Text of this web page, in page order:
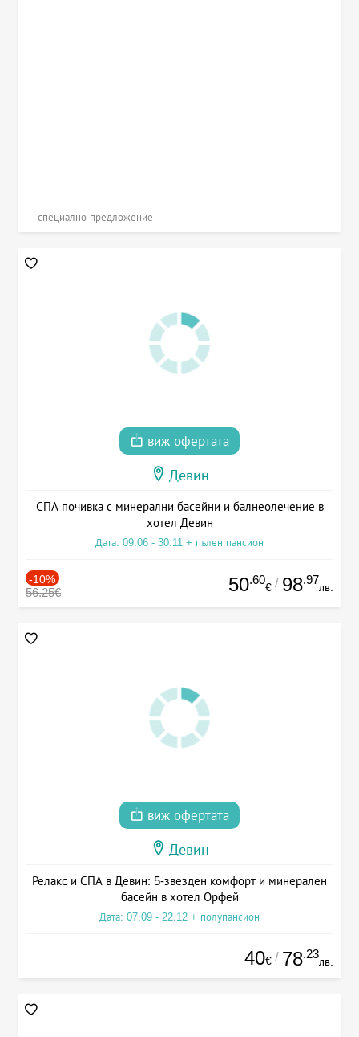
специално предложение
виж офертата
Девин
СПА почивка с минерални басейни и балнеолечение в
хотел Девин
Дата: 09.06 - 30.11 + пълен пансион
-10%
56.25€ 50.60
€ / 98.97
лв.
виж офертата
Девин
Релакс и СПА в Девин: 5-звезден комфорт и минерален
басейн в хотел Орфей
Дата: 07.09 - 22.12 + полупансион
40€ / 78.23
лв.